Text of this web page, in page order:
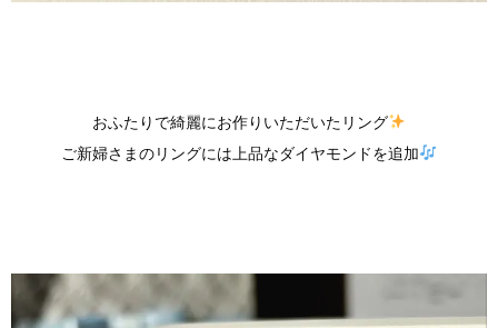
おふたりで綺麗にお作りいただいたリング
ご新婦さまのリングには上品なダイヤモンドを追加